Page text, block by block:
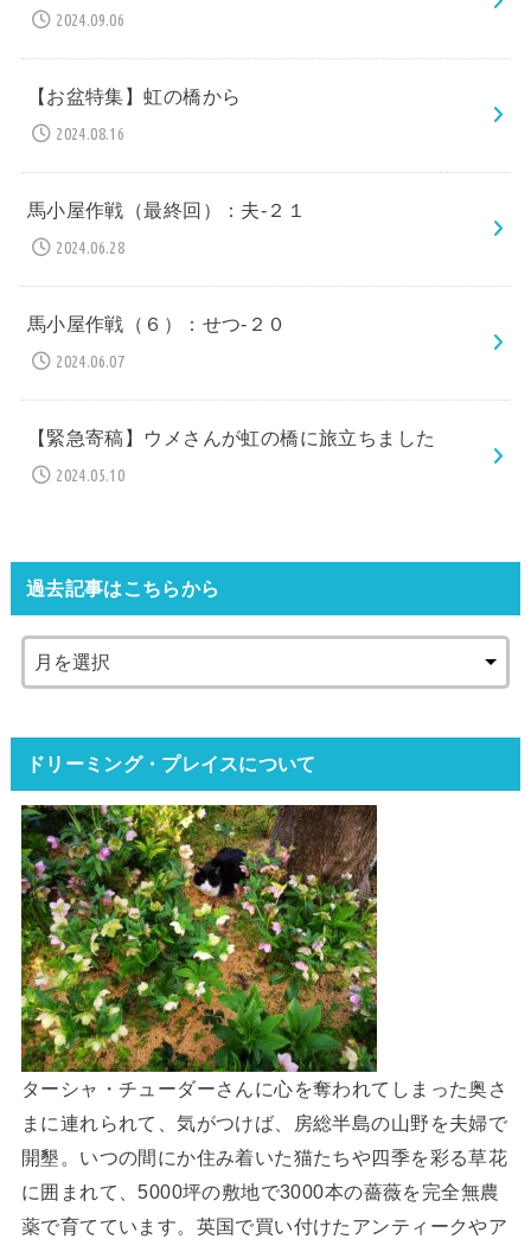
2024.09.06
【お盆特集】虹の橋から
2024.08.16
馬小屋作戦（最終回）：夫-２１
2024.06.28
馬小屋作戦（６）：せつ-２０
2024.06.07
【緊急寄稿】ウメさんが虹の橋に旅立ちました
2024.05.10
過去記事はこちらから
ドリーミング・プレイスについて
ターシャ・チューダーさんに心を奪われてしまった奥さ
まに連れられて、気がつけば、房総半島の山野を夫婦で
開墾。いつの間にか住み着いた猫たちや四季を彩る草花
に囲まれて、5000坪の敷地で3000本の薔薇を完全無農
薬で育てています。英国で買い付けたアンティークやア